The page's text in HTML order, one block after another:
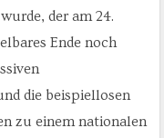
der am 24.
Ende noch
die beispiellosen
zu einem nationalen